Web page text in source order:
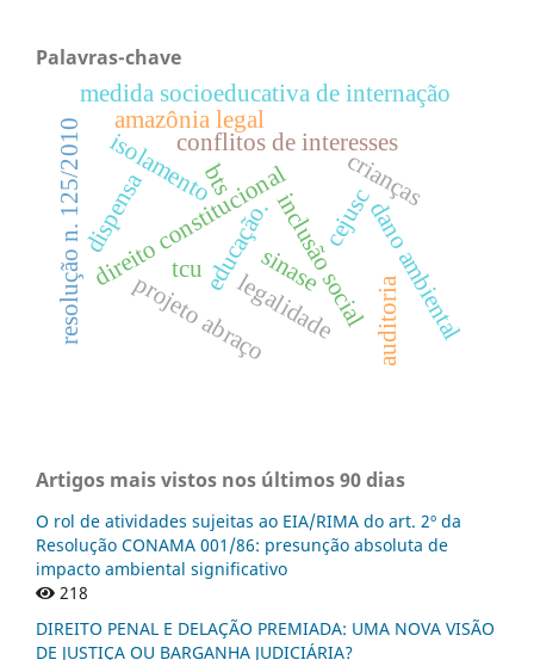
Palavras-chave
direito constitucional
isolamento
inclusão social
educação.
projeto abraço
cejusc
conflitos de interesses
resolução n. 125/2010
medida socioeducativa de internação
crianças
sinase
amazônia legal
dano ambiental
bts
dispensa
legalidade auditoria
tcu
Artigos mais vistos nos últimos 90 dias
O rol de atividades sujeitas ao EIA/RIMA do art. 2º da
Resolução CONAMA 001/86: presunção absoluta de
impacto ambiental significativo
218
DIREITO PENAL E DELAÇÃO PREMIADA: UMA NOVA VISÃO
DE JUSTIÇA OU BARGANHA JUDICIÁRIA?